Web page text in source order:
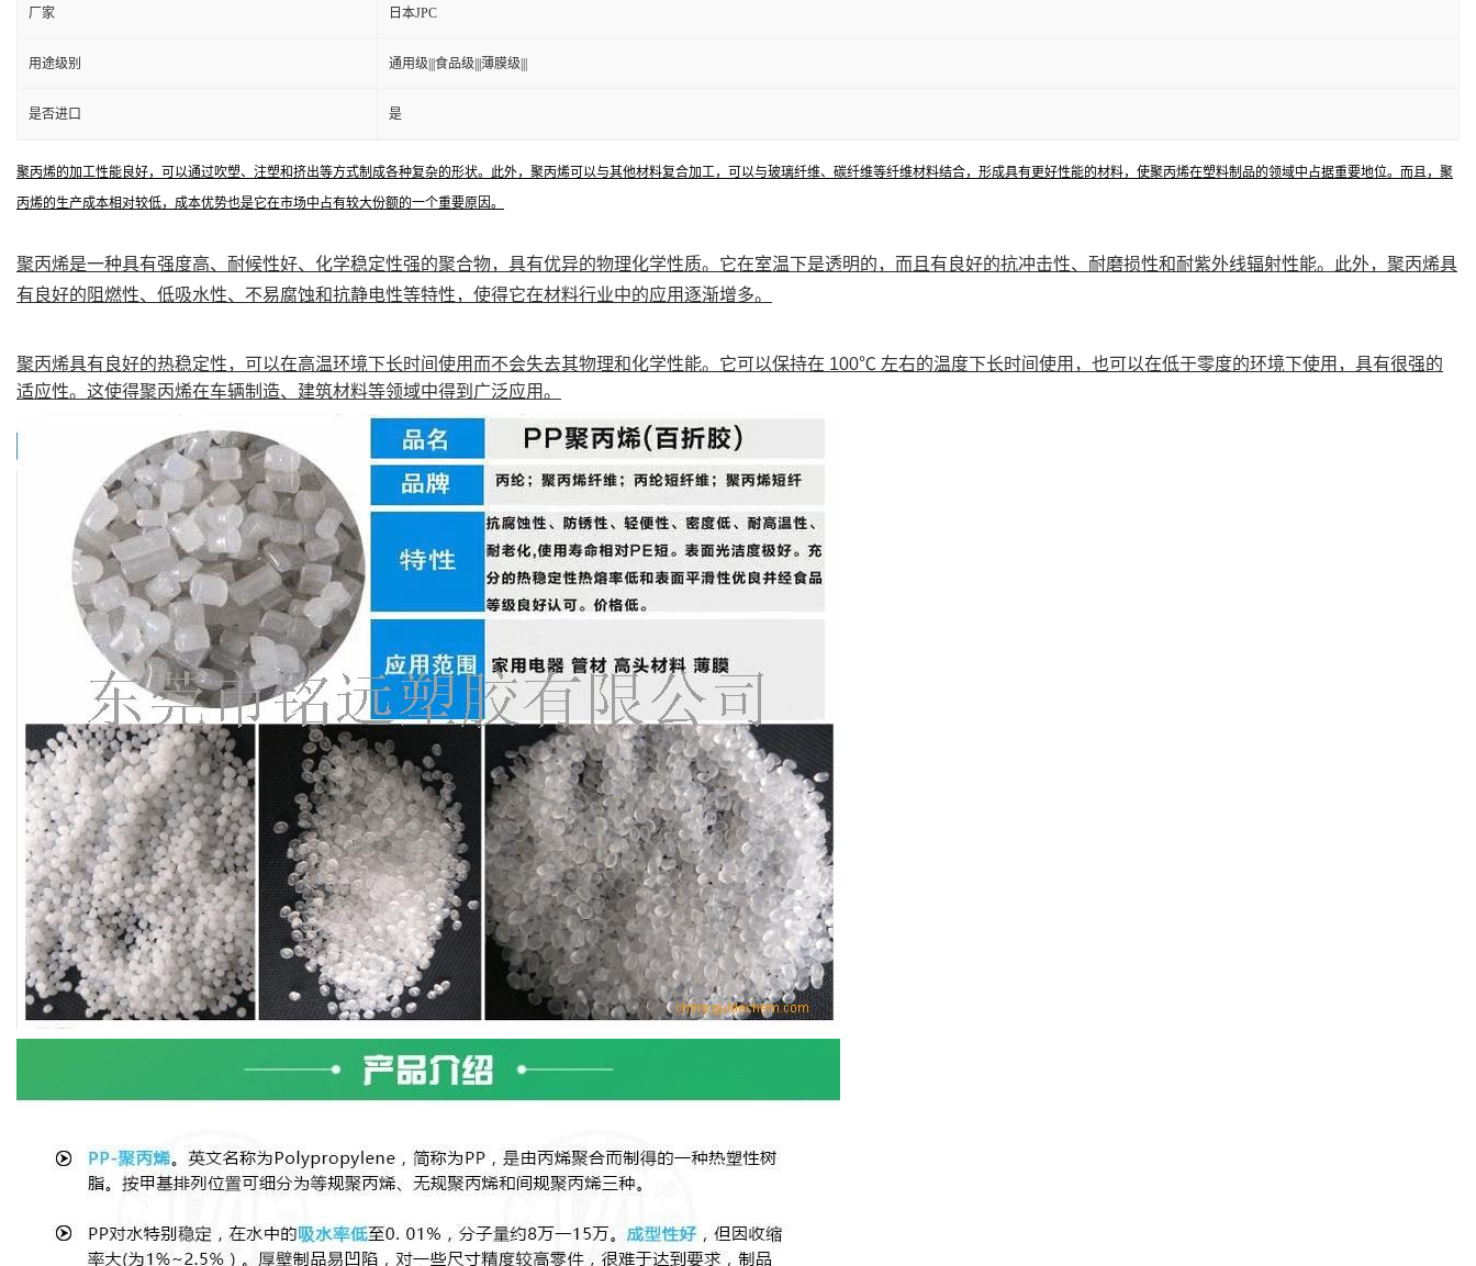
厂家 日本JPC
用途级别 通用级|||食品级|||薄膜级|||
是否进口 是
聚丙烯的加工性能良好，可以通过吹塑、注塑和挤出等方式制成各种复杂的形状。此外，聚丙烯可以与其他材料复合加工，可以与玻璃纤维、碳纤维等纤维材料结合，形成具有更好性能的材料，使聚丙烯在塑料制品的领域中占据重要地位。而且，聚
丙烯的生产成本相对较低，成本优势也是它在市场中占有较大份额的一个重要原因。
聚丙烯是一种具有强度高、耐候性好、化学稳定性强的聚合物，具有优异的物理化学性质。它在室温下是透明的，而且有良好的抗冲击性、耐磨损性和耐紫外线辐射性能。此外，聚丙烯具
有良好的阻燃性、低吸水性、不易腐蚀和抗静电性等特性，使得它在材料行业中的应用逐渐增多。
聚丙烯具有良好的热稳定性，可以在高温环境下长时间使用而不会失去其物理和化学性能。它可以保持在 100℃ 左右的温度下长时间使用，也可以在低于零度的环境下使用，具有很强的
适应性。这使得聚丙烯在车辆制造、建筑材料等领域中得到广泛应用。